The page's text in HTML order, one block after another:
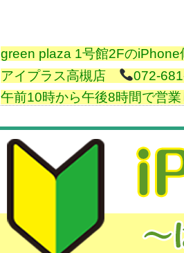
green plaza 1号館2FのiPhone
アイプラス高槻店
072-
午前10時から午後8時間で営